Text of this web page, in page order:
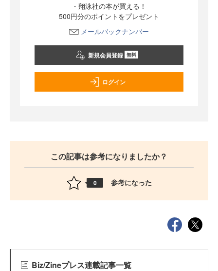
・翔泳社の本が買える！
500円分のポイントをプレゼント
メールバックナンバー
新規会員登録 無料
ログイン
この記事は参考になりましたか？
0 参考になった
Biz/Zineプレス連載記事一覧